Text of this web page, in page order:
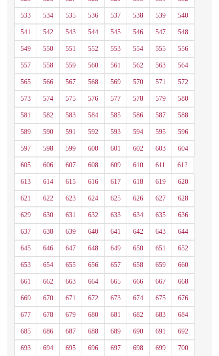
533 534 535 536 537 538 539 540
541 542 543 544 545 546 547 548
549 550 551 552 553 554 555 556
557 558 559 560 561 562 563 564
565 566 567 568 569 570 571 572
573 574 575 576 577 578 579 580
581 582 583 584 585 586 587 588
589 590 591 592 593 594 595 596
597 598 599 600 601 602 603 604
605 606 607 608 609 610 611 612
613 614 615 616 617 618 619 620
621 622 623 624 625 626 627 628
629 630 631 632 633 634 635 636
637 638 639 640 641 642 643 644
645 646 647 648 649 650 651 652
653 654 655 656 657 658 659 660
661 662 663 664 665 666 667 668
669 670 671 672 673 674 675 676
677 678 679 680 681 682 683 684
685 686 687 688 689 690 691 692
693 694 695 696 697 698 699 700